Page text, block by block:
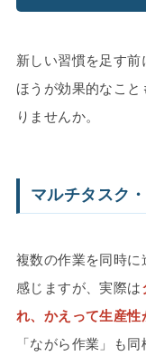
新しい習慣を足す前
ほうが効果的なこと
りませんか。
マルチタスク
複数の作業を同時に
感じますが、実際は
れ、かえって生産性
「ながら作業」も